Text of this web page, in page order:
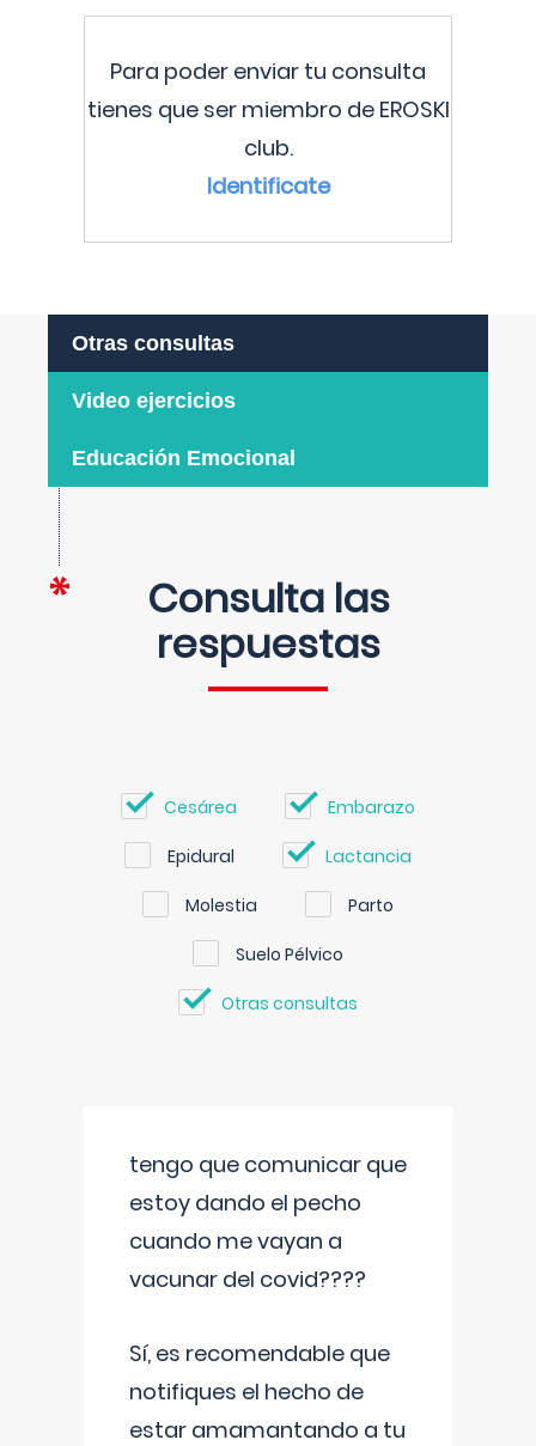
Para poder enviar tu consulta
tienes que ser miembro de EROSKI
club.
Identificate
Otras consultas
Video ejercicios
Educación Emocional
Consulta las
respuestas
Cesárea Embarazo
Epidural Lactancia
Molestia Parto
Suelo Pélvico
Otras consultas
tengo que comunicar que
estoy dando el pecho
cuando me vayan a
vacunar del covid????
Sí, es recomendable que
notifiques el hecho de
estar amamantando a tu